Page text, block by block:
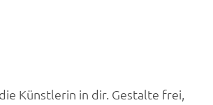
Künstlerin in dir. Gestalte frei,